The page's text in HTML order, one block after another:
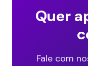
Quer
Fale com